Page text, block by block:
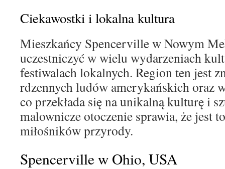
Ciekawostki i lokalna kultura
Mieszkańcy Spencerville w Nowym
uczestniczyć w wielu wydarzeniach
festiwalach lokalnych. Region ten jest
rdzennych ludów amerykańskich oraz
co przekłada się na unikalną kulturę i
malownicze otoczenie sprawia, że jest
miłośników przyrody.
Spencerville w Ohio, USA